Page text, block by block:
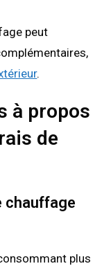
peut
.
à propos
de
chauffage
plus